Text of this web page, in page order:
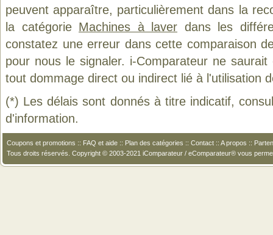
peuvent apparaître, particulièrement dans la
la catégorie Machines à laver dans les
constatez une erreur dans cette comparaison
pour nous le signaler. i-Comparateur ne
tout dommage direct ou indirect lié à l'utilisation
(*) Les délais sont donnés à titre indicatif,
d'information.
Coupons et promotions :: FAQ et aide :: Plan des catégories :: Contact :: A propos ::
Tous droits réservés. Copyright © 2003-2021 iComparateur / eComparateur® vous